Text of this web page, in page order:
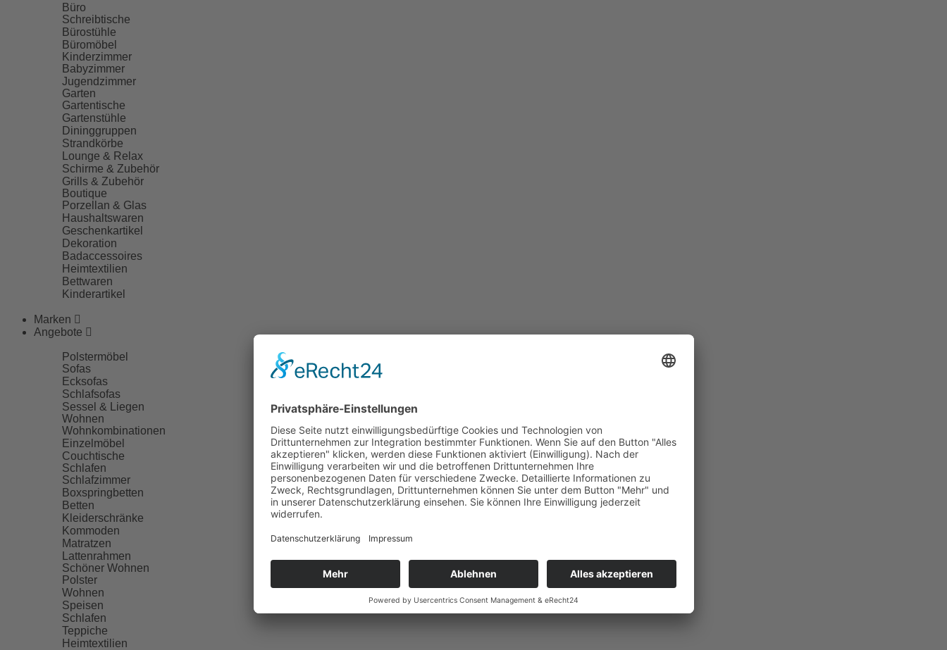
Büro
Schreibtische
Bürostühle
Büromöbel
Kinderzimmer
Babyzimmer
Jugendzimmer
Garten
Gartentische
Gartenstühle
Dininggruppen
Strandkörbe
Lounge & Relax
Schirme & Zubehör
Grills & Zubehör
Boutique
Porzellan & Glas
Haushaltswaren
Geschenkartikel
Dekoration
Badaccessoires
Heimtextilien
Bettwaren
Kinderartikel
Marken
Angebote
Polstermöbel
Sofas
Ecksofas
Schlafsofas
Sessel & Liegen
Wohnen
Wohnkombinationen
Einzelmöbel
Couchtische
Schlafen
Schlafzimmer
Boxspringbetten
Betten
Kleiderschränke
Kommoden
Matratzen
Lattenrahmen
Schöner Wohnen
Polster
Wohnen
Speisen
Schlafen
Teppiche
Heimtextilien